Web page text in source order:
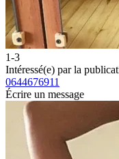
1-3
Intéressé(e) par la
0644676911
Écrire un message